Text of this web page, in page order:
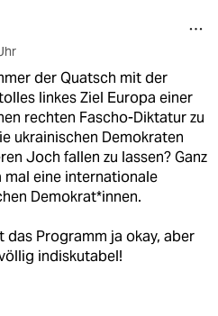
der Quatsch mit der
linkes Ziel Europa einer
rechten Fascho-Diktatur zu
ukrainischen Demokraten
Joch fallen zu lassen? Ganz
mal eine internationale
Demokrat*innen.
das Programm ja okay, aber
indiskutabel!